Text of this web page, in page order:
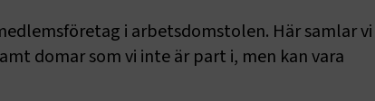
i arbetsdomstolen. Här samlar vi
domar som vi inte är part i, men kan vara